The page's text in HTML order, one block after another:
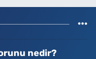
nedir?